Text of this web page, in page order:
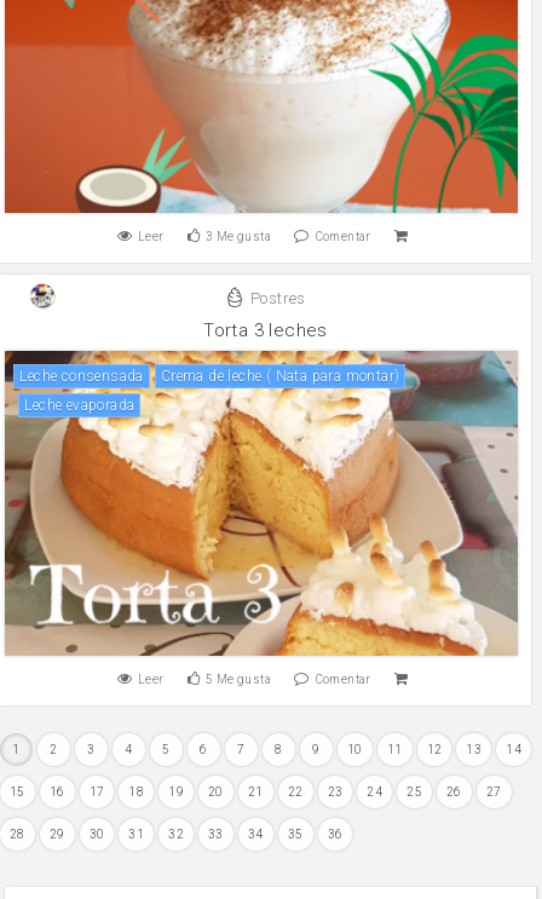
Leer 3 Me gusta Comentar
Postres
Torta 3 leches
leche consensada
Crema de leche ( Nata para montar)
leche evaporada
Leer 5 Me gusta Comentar
1 2 3 4 5 6 7 8 9 10 11 12 13 14
15 16 17 18 19 20 21 22 23 24 25 26 27
28 29 30 31 32 33 34 35 36